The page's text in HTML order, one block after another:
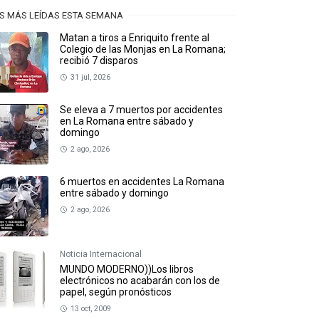
MÁS LEÍDAS ESTA SEMANA
Matan a tiros a Enriquito frente al
Colegio de las Monjas en La Romana;
recibió 7 disparos
31 jul, 2026
Se eleva a 7 muertos por accidentes
en La Romana entre sábado y
domingo
2 ago, 2026
6 muertos en accidentes La Romana
entre sábado y domingo
2 ago, 2026
Noticia Internacional
MUNDO MODERNO))Los libros
electrónicos no acabarán con los de
papel, según pronósticos
13 oct, 2009